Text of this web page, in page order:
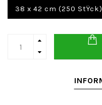
38 x 42 cm (250 StŸck)